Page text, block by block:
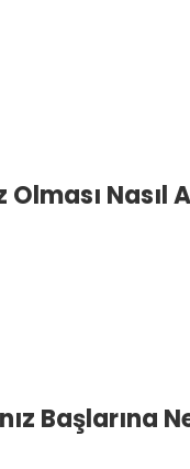
Nasıl
Başlarına